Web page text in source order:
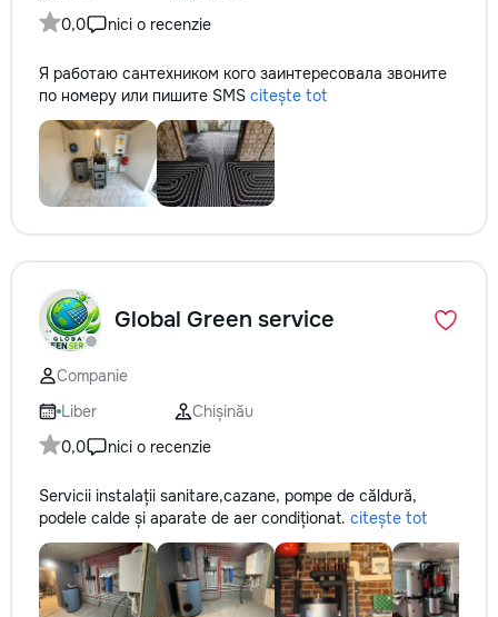
0,0
nici o recenzie
Я работаю сантехником кого заинтересовала звоните
по номеру или пишите SMS citește tot
Global Green service
Companie
Liber
Chișinău
0,0
nici o recenzie
Servicii instalații sanitare,cazane, pompe de căldură,
podele calde și aparate de aer condiționat. citește tot